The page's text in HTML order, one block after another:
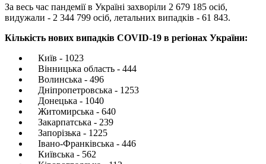
За весь час пандемії в Україні захворіли 2 679 185 осіб,
видужали - 2 344 799 осіб, летальних випадків - 61 843.
Кількість нових випадків COVID-19 в регіонах України:
Київ - 1023
Вінницька область - 444
Волинська - 496
Дніпропетровська - 1253
Донецька - 1040
Житомирська - 640
Закарпатська - 239
Запорізька - 1225
Івано-Франківська - 446
Київська - 562